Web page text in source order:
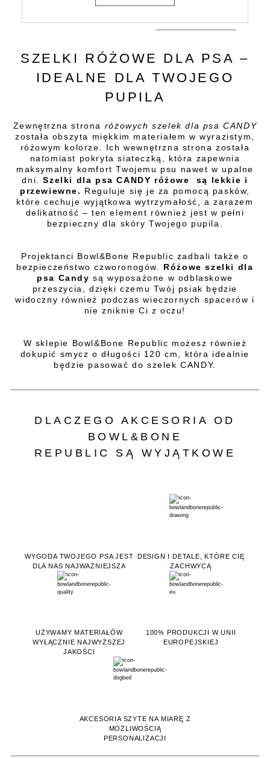
SZELKI RÓŻOWE DLA PSA –
IDEALNE DLA TWOJEGO
PUPILA
Zewnętrzna strona różowych szelek dla psa CANDY
została obszyta miękkim materiałem w wyrazistym,
różowym kolorze. Ich wewnętrzna strona została
natomiast pokryta siateczką, która zapewnia
maksymalny komfort Twojemu psu nawet w upalne
dni.Szelki dla psa CANDY różowe są lekkie i
przewiewne. Reguluje się je za pomocą pasków,
które cechuje wyjątkowa wytrzymałość, a zarazem
delikatność – ten element również jest w pełni
bezpieczny dla skóry Twojego pupila.
Projektanci Bowl&Bone Republic zadbali także o
bezpieczeństwo czworonogów. Różowe szelki dla
psa Candy są wyposażone w odblaskowe
przeszycia, dzięki czemu Twój psiak będzie
widoczny również podczas wieczornych spacerów i
nie zniknie Ci z oczu!
W sklepie Bowl&Bone Republic możesz również
dokupić smycz o długości 120 cm, która idealnie
będzie pasować do szelek CANDY.
DLACZEGO AKCESORIA OD
BOWL&BONE
REPUBLIC SĄ WYJĄTKOWE
WYGODA TWOJEGO PSA JEST
DLA NAS NAJWAŻNIEJSZA
DESIGN I DETALE, KTÓRE CIĘ
ZACHWYCĄ
UŻYWAMY MATERIAŁÓW
WYŁĄCZNIE NAJWYŻSZEJ
JAKOŚCI
100% PRODUKCJI W UNII
EUROPEJSKIEJ
AKCESORIA SZYTE NA MIARĘ Z
MOŻLIWOŚCIĄ
PERSONALIZACJI